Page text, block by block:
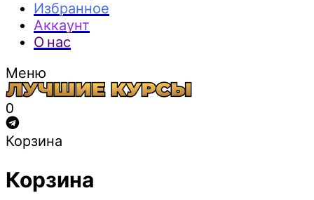
Избранное
Аккаунт
О нас
Меню
0
Корзина
Корзина